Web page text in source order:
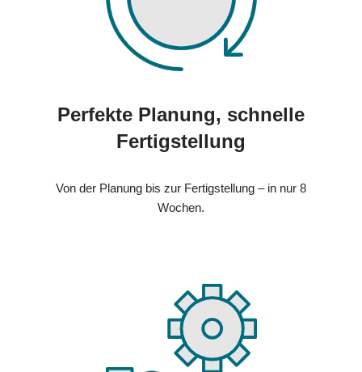
Perfekte Planung, schnelle
Fertigstellung
Von der Planung bis zur Fertigstellung – in nur 8
Wochen.